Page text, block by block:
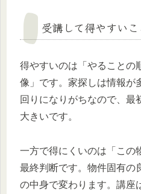
受講して得やすい
得やすいのは「やることの
像」です。家探しは情報が
回りになりがちなので、最
大きいです。
一方で得にくいのは「この
最終判断です。物件固有の
の中身で変わります。講座